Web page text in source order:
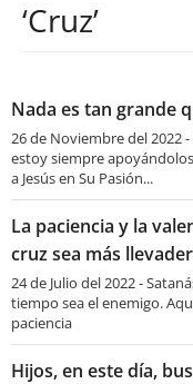
‘Cruz’
Nada es tan grande
26 de Noviembre del 2022
estoy siempre
a Jesús en Su Pasión...
La paciencia y la
cruz sea más
24 de Julio del 2022 -
tiempo sea el enemigo.
paciencia
Hijos, en este día,